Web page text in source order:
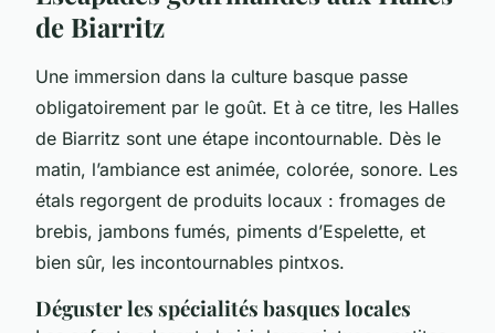
de Biarritz
Une immersion dans la culture basque passe
obligatoirement par le goût. Et à ce titre, les Halles
de Biarritz sont une étape incontournable. Dès le
matin, l’ambiance est animée, colorée, sonore. Les
étals regorgent de produits locaux : fromages de
brebis, jambons fumés, piments d’Espelette, et
bien sûr, les incontournables pintxos.
Déguster les spécialités basques locales